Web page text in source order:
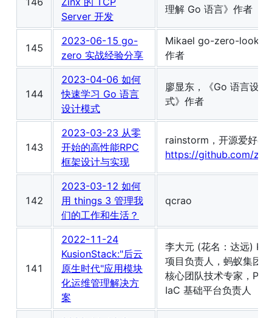
Server 开发
理解 Go 语言》作者
145
2023-06-15 go-
zero 实战经验分享
Mikael go-zero-
作者
144
2023-04-06 如何
快速学习 Go 语言
设计模式
廖显东，《Go 语言设计
式》作者
143
2023-03-23 从零
开始的高性能RPC
框架设计与实现
rainstorm，开源爱好者
https://github.com/
142
2023-03-12 如何
用 things 3 管理我
们的工作和生活？
qcrao
141
2022-11-24
KusionStack:"后云
原生时代"应用模块
化运维管理解决方
案
李大元 (花名：达远)
项目负责人，蚂蚁集团
核心团队技术专家，
IaC 基础平台负责人